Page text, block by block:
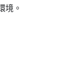
境。